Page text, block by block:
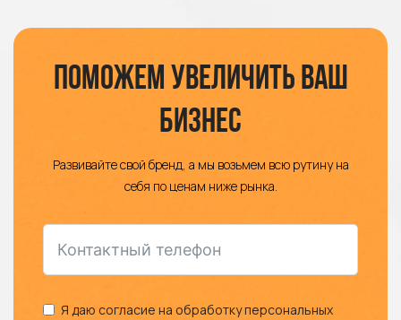
Поможем увеличить ваш
бизнес
Развивайте свой бренд, а мы возьмем всю рутину на
себя по ценам ниже рынка.
Я даю согласие на обработку персональных